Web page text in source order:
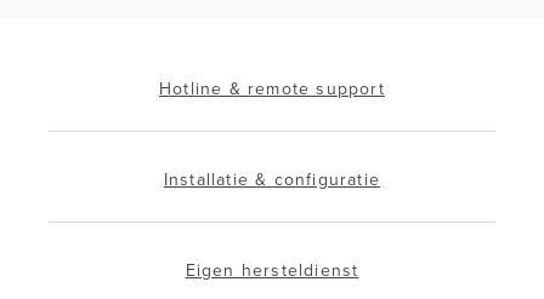
Hotline & remote support
Installatie & configuratie
Eigen hersteldienst